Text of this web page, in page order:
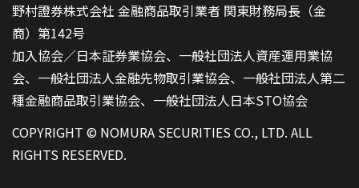
野村證券株式会社 金融商品取引業者 関東財務局長（金
商）第142号
加入協会／日本証券業協会、一般社団法人資産運用業協
会、一般社団法人金融先物取引業協会、一般社団法人第二
種金融商品取引業協会、一般社団法人日本STO協会
COPYRIGHT © NOMURA SECURITIES CO., LTD. ALL
RIGHTS RESERVED.